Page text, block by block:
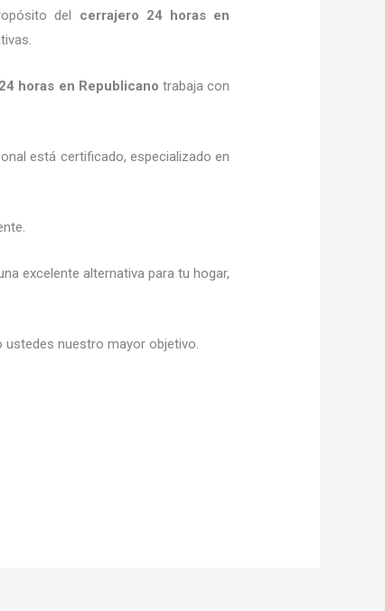
del cerrajero 24 horas en
horas en Republicano trabaja con
está certificado, especializado en
excelente alternativa para tu hogar,
ustedes nuestro mayor objetivo.